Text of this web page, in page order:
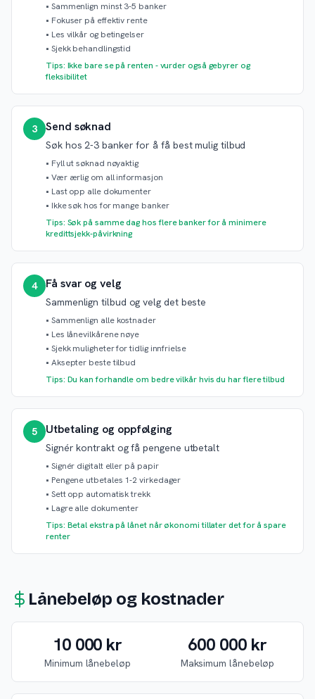
• Sammenlign minst 3-5 banker
• Fokuser på effektiv rente
• Les vilkår og betingelser
• Sjekk behandlingstid
Tips: Ikke bare se på renten - vurder også gebyrer og
fleksibilitet
3 Send søknad
Søk hos 2-3 banker for å få best mulig tilbud
• Fyll ut søknad nøyaktig
• Vær ærlig om all informasjon
• Last opp alle dokumenter
• Ikke søk hos for mange banker
Tips: Søk på samme dag hos flere banker for å minimere
kredittsjekk-påvirkning
4 Få svar og velg
Sammenlign tilbud og velg det beste
• Sammenlign alle kostnader
• Les lånevilkårene nøye
• Sjekk muligheter for tidlig innfrielse
• Aksepter beste tilbud
Tips: Du kan forhandle om bedre vilkår hvis du har flere tilbud
5 Utbetaling og oppfølging
Signér kontrakt og få pengene utbetalt
• Signér digitalt eller på papir
• Pengene utbetales 1-2 virkedager
• Sett opp automatisk trekk
• Lagre alle dokumenter
Tips: Betal ekstra på lånet når økonomi tillater det for å spare
renter
Lånebeløp og kostnader
10 000 kr
Minimum lånebeløp
600 000 kr
Maksimum lånebeløp